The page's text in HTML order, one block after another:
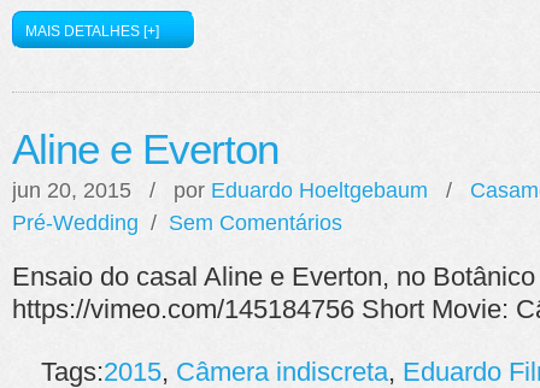
MAIS DETALHES [+]
Aline e Everton
jun 20, 2015 / por Eduardo Hoeltgebaum /
Pré-Wedding / Sem Comentários
Ensaio do casal Aline e Everton, no
https://vimeo.com/145184756 Short Movie:
Tags:2015, Câmera indiscreta, Eduardo